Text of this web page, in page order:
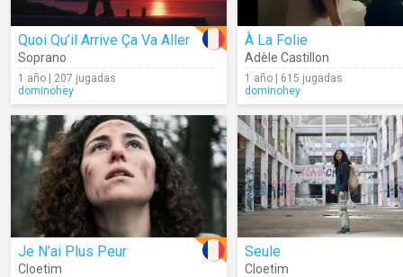
Quoi Qu’il Arrive Ça Va Aller
Soprano
1 año | 207 jugadas
dominohey
À La Folie
Adèle Castillon
1 año | 615 jugadas
dominohey
Je N’ai Plus Peur
Cloetim
Seule
Cloetim